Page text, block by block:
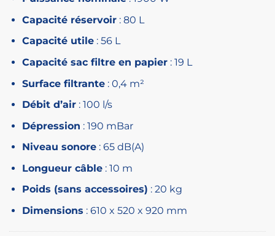
Capacité réservoir: 80 L
Capacité utile: 56 L
Capacité sac filtre en papier: 19 L
Surface filtrante: 0,4 m²
Débit d’air: 100 l/s
Dépression : 190 mBar
Niveau sonore: 65 dB(A)
Longueur câble: 10 m
Poids (sans accessoires) : 20 kg
Dimensions : 610 x 520 x 920 mm